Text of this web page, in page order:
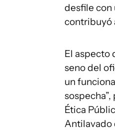
desfile con
contribuyó
El aspecto
seno del
un
Ética
Antilavado